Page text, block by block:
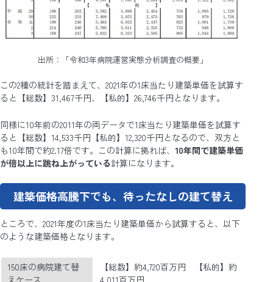
出所：「令和3年病院運営実態分析調査の概要」
この2種の統計を踏まえて、2021年の1床当たり建築単価を試算す
ると【総数】31,467千円、【私的】26,746千円となります。
同様に10年前の2011年の両データで1床当たり建築単価を試算す
ると【総数】14,533千円【私的】12,320千円となるので、双方と
も10年間で約2.17倍です。この計算に拠れば、 10年間で建築単価
が倍以上に跳ね上がっている計算になります。
建築価格高騰下でも、待ったなしの建て替え
ところで、2021年度の1床当たり建築単価から試算すると、以下
のような建築価格となります。
150床の病院建て替
【総数】約4,720百万円 【私的】約